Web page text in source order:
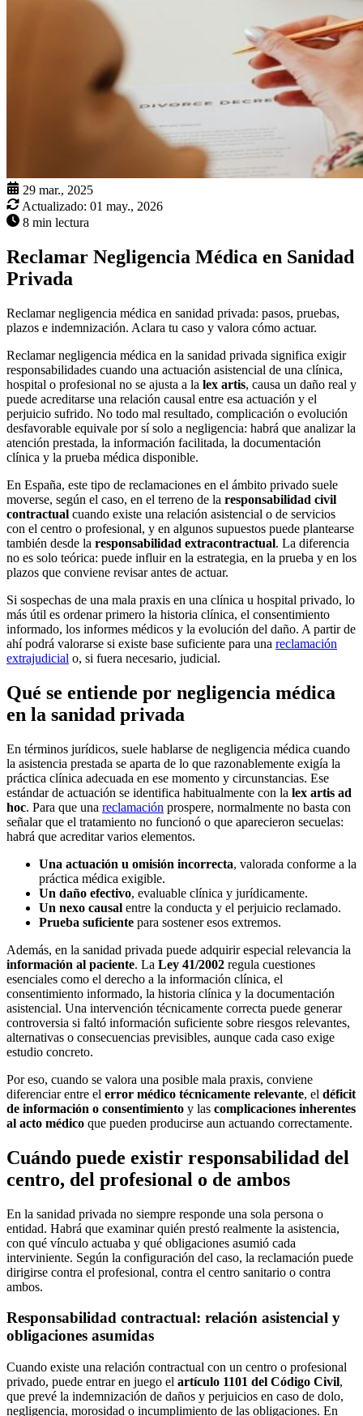
29 mar., 2025
Actualizado: 01 may., 2026
8 min lectura
Reclamar Negligencia Médica en Sanidad
Privada
Reclamar negligencia médica en sanidad privada: pasos, pruebas,
plazos e indemnización. Aclara tu caso y valora cómo actuar.
Reclamar negligencia médica en la sanidad privada significa exigir
responsabilidades cuando una actuación asistencial de una clínica,
hospital o profesional no se ajusta a la lex artis, causa un daño real y
puede acreditarse una relación causal entre esa actuación y el
perjuicio sufrido. No todo mal resultado, complicación o evolución
desfavorable equivale por sí solo a negligencia: habrá que analizar la
atención prestada, la información facilitada, la documentación
clínica y la prueba médica disponible.
En España, este tipo de reclamaciones en el ámbito privado suele
moverse, según el caso, en el terreno de la responsabilidad civil
contractual cuando existe una relación asistencial o de servicios
con el centro o profesional, y en algunos supuestos puede plantearse
también desde la responsabilidad extracontractual. La diferencia
no es solo teórica: puede influir en la estrategia, en la prueba y en los
plazos que conviene revisar antes de actuar.
Si sospechas de una mala praxis en una clínica u hospital privado, lo
más útil es ordenar primero la historia clínica, el consentimiento
informado, los informes médicos y la evolución del daño. A partir de
ahí podrá valorarse si existe base suficiente para una reclamación
extrajudicial o, si fuera necesario, judicial.
Qué se entiende por negligencia médica
en la sanidad privada
En términos jurídicos, suele hablarse de negligencia médica cuando
la asistencia prestada se aparta de lo que razonablemente exigía la
práctica clínica adecuada en ese momento y circunstancias. Ese
estándar de actuación se identifica habitualmente con la lex artis ad
hoc. Para que una reclamación prospere, normalmente no basta con
señalar que el tratamiento no funcionó o que aparecieron secuelas:
habrá que acreditar varios elementos.
Una actuación u omisión incorrecta, valorada conforme a la
práctica médica exigible.
Un daño efectivo, evaluable clínica y jurídicamente.
Un nexo causal entre la conducta y el perjuicio reclamado.
Prueba suficiente para sostener esos extremos.
Además, en la sanidad privada puede adquirir especial relevancia la
información al paciente. La Ley 41/2002 regula cuestiones
esenciales como el derecho a la información clínica, el
consentimiento informado, la historia clínica y la documentación
asistencial. Una intervención técnicamente correcta puede generar
controversia si faltó información suficiente sobre riesgos relevantes,
alternativas o consecuencias previsibles, aunque cada caso exige
estudio concreto.
Por eso, cuando se valora una posible mala praxis, conviene
diferenciar entre el error médico técnicamente relevante, el déficit
de información o consentimiento y las complicaciones inherentes
al acto médico que pueden producirse aun actuando correctamente.
Cuándo puede existir responsabilidad del
centro, del profesional o de ambos
En la sanidad privada no siempre responde una sola persona o
entidad. Habrá que examinar quién prestó realmente la asistencia,
con qué vínculo actuaba y qué obligaciones asumió cada
interviniente. Según la configuración del caso, la reclamación puede
dirigirse contra el profesional, contra el centro sanitario o contra
ambos.
Responsabilidad contractual: relación asistencial y
obligaciones asumidas
Cuando existe una relación contractual con un centro o profesional
privado, puede entrar en juego el artículo 1101 del Código Civil,
que prevé la indemnización de daños y perjuicios en caso de dolo,
negligencia, morosidad o incumplimiento de las obligaciones. En